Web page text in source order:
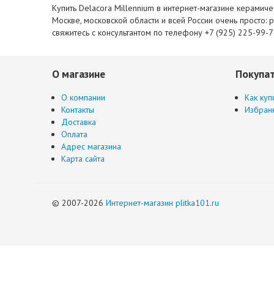
Купить Delacora Millennium в интернет-магазине
Москве, московской области и всей России очень
свяжитесь с консультантом по телефону +7 (925) 225-99-
О магазине
О компании
Контакты
Доставка
Оплата
Адрес магазина
Карта сайта
Как
© 2007-2026 Интернет-магазин plitka101.ru